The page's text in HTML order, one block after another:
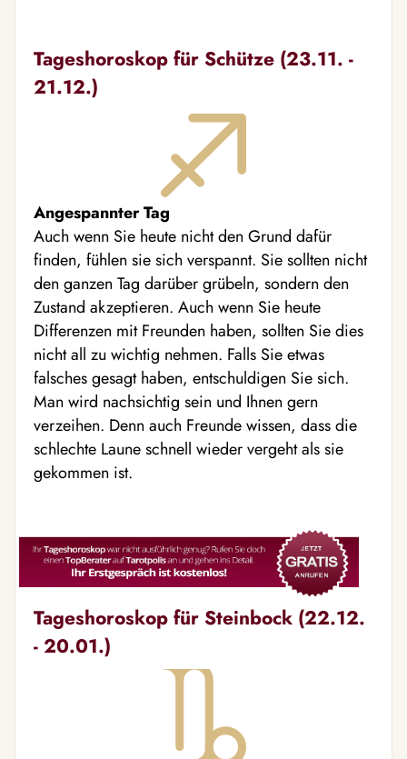
Tageshoroskop für Schütze (23.11. -
21.12.)
Angespannter Tag
Auch wenn Sie heute nicht den Grund dafür
finden, fühlen sie sich verspannt. Sie sollten nicht
den ganzen Tag darüber grübeln, sondern den
Zustand akzeptieren. Auch wenn Sie heute
Differenzen mit Freunden haben, sollten Sie dies
nicht all zu wichtig nehmen. Falls Sie etwas
falsches gesagt haben, entschuldigen Sie sich.
Man wird nachsichtig sein und Ihnen gern
verzeihen. Denn auch Freunde wissen, dass die
schlechte Laune schnell wieder vergeht als sie
gekommen ist.
Tageshoroskop für Steinbock (22.12.
- 20.01.)